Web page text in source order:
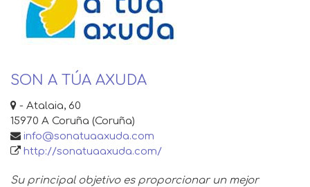
SON A TÚA AXUDA
- Atalaia, 60
15970 A Coruña (Coruña)
info@sonatuaaxuda.com
http://sonatuaaxuda.com/
Su principal objetivo es proporcionar un mejor